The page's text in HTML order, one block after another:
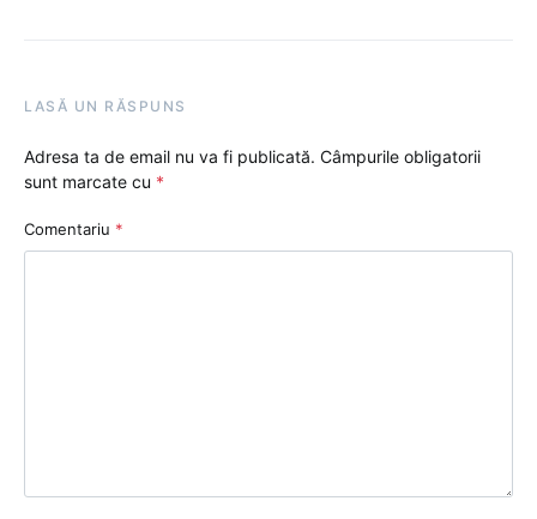
LASĂ UN RĂSPUNS
Adresa ta de email nu va fi publicată. Câmpurile obligatorii
sunt marcate cu *
Comentariu *